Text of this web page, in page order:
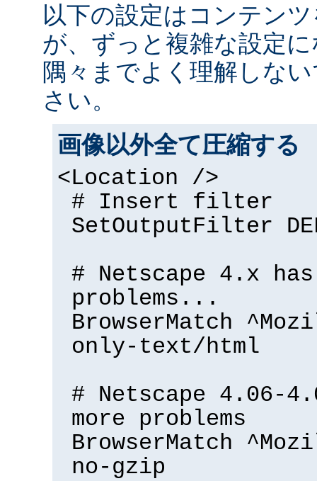
以下の設定はコンテン
が、ずっと複雑な設定
隅々までよく理解しな
さい。
画像以外全て圧縮する
<Location />
# Insert filter
SetOutputFilter
# Netscape 4.x has
problems...
BrowserMatch
only-text/html
# Netscape 4.06-
more problems
BrowserMatch
no-gzip